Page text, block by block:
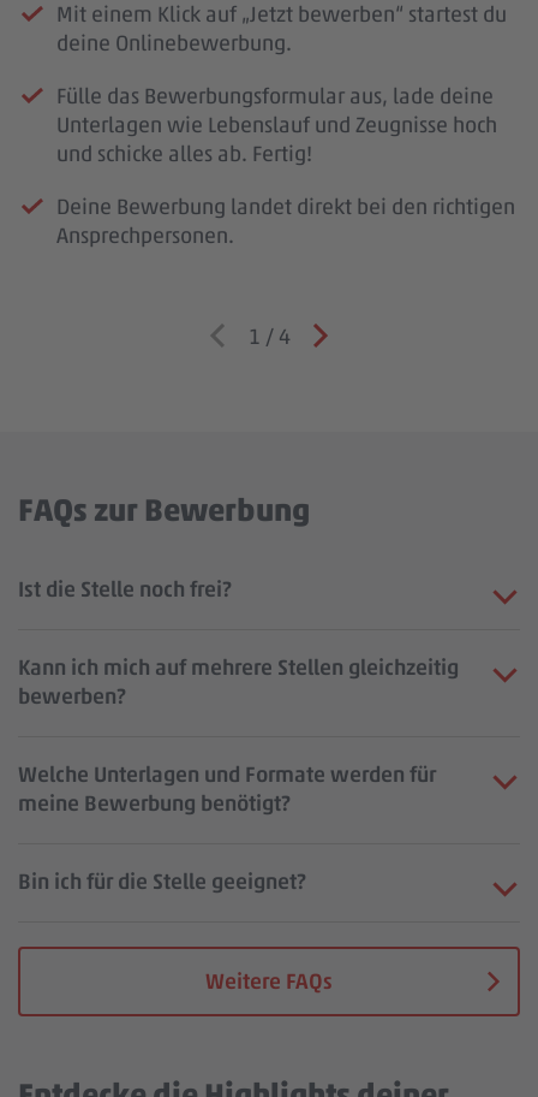
Mit einem Klick auf „Jetzt bewerben“ startest du
deine Onlinebewerbung.
Fülle das Bewerbungsformular aus, lade deine
Unterlagen wie Lebenslauf und Zeugnisse hoch
und schicke alles ab. Fertig!
Deine Bewerbung landet direkt bei den richtigen
Ansprechpersonen.
1 / 4
FAQs zur Bewerbung
Ist die Stelle noch frei?
Kann ich mich auf mehrere Stellen gleichzeitig
bewerben?
Welche Unterlagen und Formate werden für
meine Bewerbung benötigt?
Bin ich für die Stelle geeignet?
Weitere FAQs